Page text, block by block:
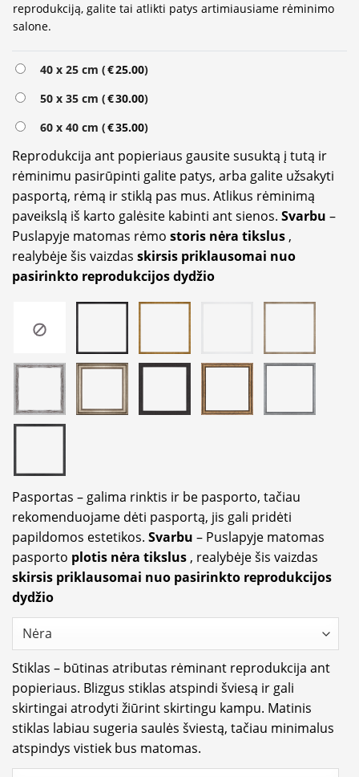
reprodukciją, galite tai atlikti patys artimiausiame rėminimo
salone.
40 x 25 cm (€25.00)
50 x 35 cm (€30.00)
60 x 40 cm (€35.00)
Reprodukcija ant popieriaus gausite susuktą į tutą ir
rėminimu pasirūpinti galite patys, arba galite užsakyti
pasportą, rėmą ir stiklą pas mus. Atlikus rėminimą
paveikslą iš karto galėsite kabinti ant sienos. Svarbu –
Puslapyje matomas rėmo storis nėra tikslus ,
realybėje šis vaizdas skirsis priklausomai nuo
pasirinkto reprodukcijos dydžio
Pasportas – galima rinktis ir be pasporto, tačiau
rekomenduojame dėti pasportą, jis gali pridėti
papildomos estetikos. Svarbu – Puslapyje matomas
pasporto plotis nėra tikslus , realybėje šis vaizdas
skirsis priklausomai nuo pasirinkto reprodukcijos
dydžio
Stiklas – būtinas atributas rėminant reprodukcija ant
popieriaus. Blizgus stiklas atspindi šviesą ir gali
skirtingai atrodyti žiūrint skirtingu kampu. Matinis
stiklas labiau sugeria saulės šviestą, tačiau minimalus
atspindys vistiek bus matomas.
Alternative: